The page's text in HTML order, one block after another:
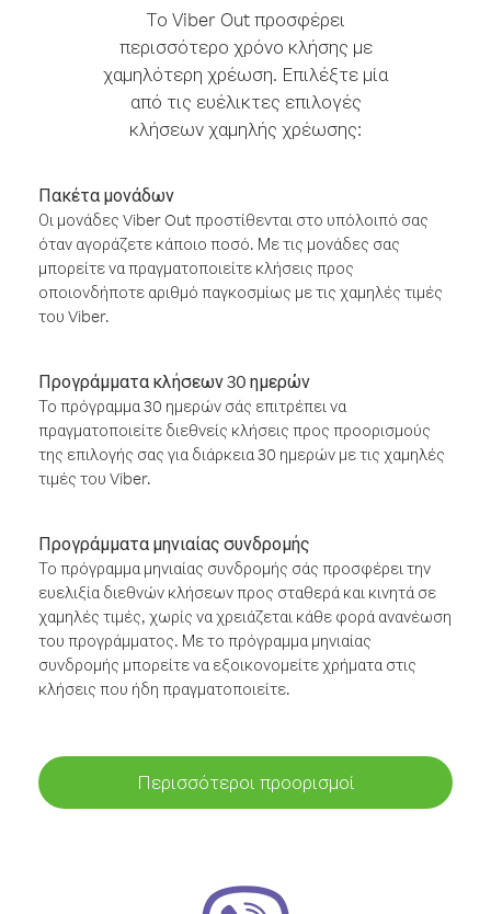
Το Viber Out προσφέρει
περισσότερο χρόνο κλήσης με
χαμηλότερη χρέωση. Επιλέξτε μία
από τις ευέλικτες επιλογές
κλήσεων χαμηλής χρέωσης:
Πακέτα μονάδων
Οι μονάδες Viber Out προστίθενται στο υπόλοιπό σας
όταν αγοράζετε κάποιο ποσό. Με τις μονάδες σας
μπορείτε να πραγματοποιείτε κλήσεις προς
οποιονδήποτε αριθμό παγκοσμίως με τις χαμηλές τιμές
του Viber.
Προγράμματα κλήσεων 30 ημερών
Το πρόγραμμα 30 ημερών σάς επιτρέπει να
πραγματοποιείτε διεθνείς κλήσεις προς προορισμούς
της επιλογής σας για διάρκεια 30 ημερών με τις χαμηλές
τιμές του Viber.
Προγράμματα μηνιαίας συνδρομής
Το πρόγραμμα μηνιαίας συνδρομής σάς προσφέρει την
ευελιξία διεθνών κλήσεων προς σταθερά και κινητά σε
χαμηλές τιμές, χωρίς να χρειάζεται κάθε φορά ανανέωση
του προγράμματος. Με το πρόγραμμα μηνιαίας
συνδρομής μπορείτε να εξοικονομείτε χρήματα στις
κλήσεις που ήδη πραγματοποιείτε.
Περισσότεροι προορισμοί